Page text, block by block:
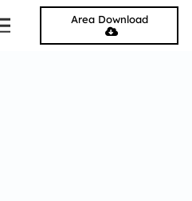
Area Download